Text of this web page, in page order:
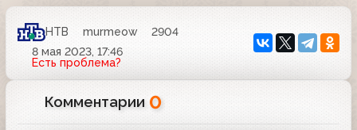
НТВ murmeow
2904
8 мая 2023, 17:46
Есть проблема?
Комментарии 0